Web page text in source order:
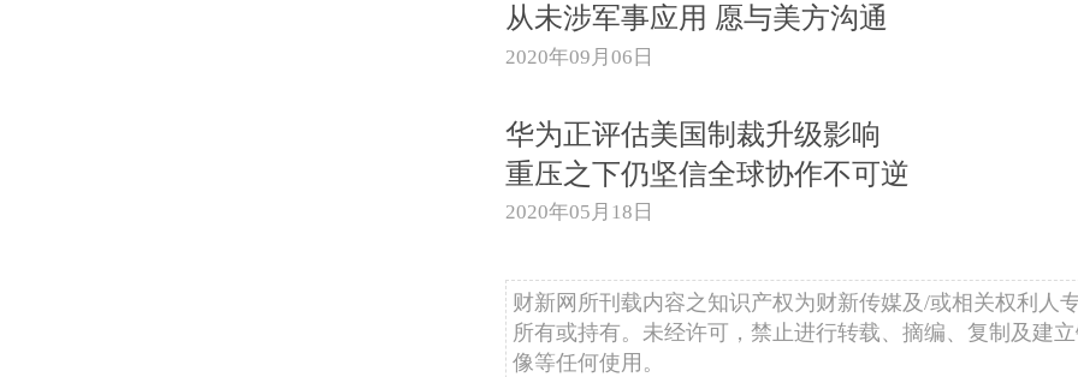
从未涉军事应用 愿与美方沟通
2020年09月06日
华为正评估美国制裁升级影响
重压之下仍坚信全球协作不可逆
2020年05月18日
财新网所刊载内容之知识产权为财新传媒及/或相关权利人
所有或持有。未经许可，禁止进行转载、摘编、复制及建
像等任何使用。